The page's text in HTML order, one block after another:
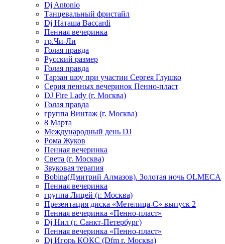
Dj Antonio
Танцевальный фристайл
Dj Наташа Baccardi
Пенная вечеринка
гр.Чи-Ли
Голая правда
Русский размер
Голая правда
Тарзан шоу при участии Сергея Глушко
Серия пенных вечеринок Пенно-пласт
DJ Fire Lady (г. Москва)
Голая правда
группа Винтаж (г. Москва)
8 Марта
Международный день DJ
Рома Жуков
Пенная вечеринка
Света (г. Москва)
Звуковая терапия
Bobina(Дмитрий Алмазов). Золотая ночь OLMECA
Пенная вечеринка
группа Лицей (г. Москва)
Презентация диска «Метелица-С» выпуск 2
Пенная вечеринка «Пенно-пласт»
Dj Нил (г. Санкт-Петербург)
Пенная вечеринка «Пенно-пласт»
Dj Игорь КОКС (Dfm г. Москва)